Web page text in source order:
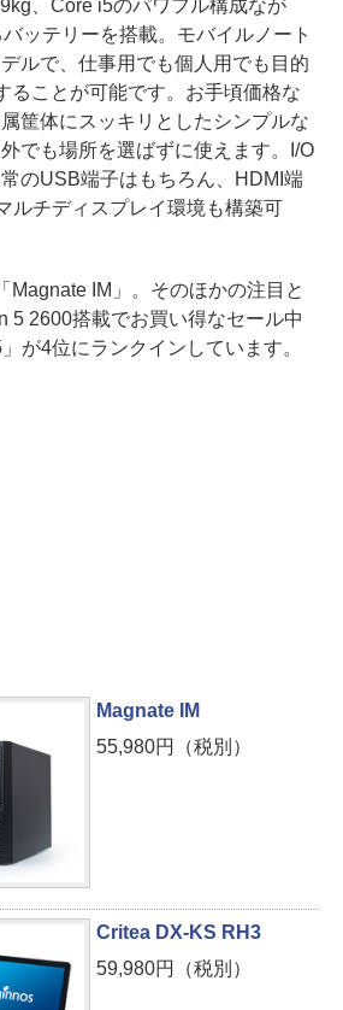
、Core i5のパワフル構成なが
ッテリーを搭載。モバイルノート
ルで、仕事用でも個人用でも目的
ることが可能です。お手頃価格な
筐体にスッキリとしたシンプルな
でも場所を選ばずに使えます。I/O
のUSB端子はもちろん、HDMI端
ルチディスプレイ環境も構築可
IM」。そのほかの注目と
5 2600搭載でお買い得なセール中
が4位にランクインしています。
Magnate IM
55,980円（税別）
Critea DX-KS RH3
59,980円（税別）